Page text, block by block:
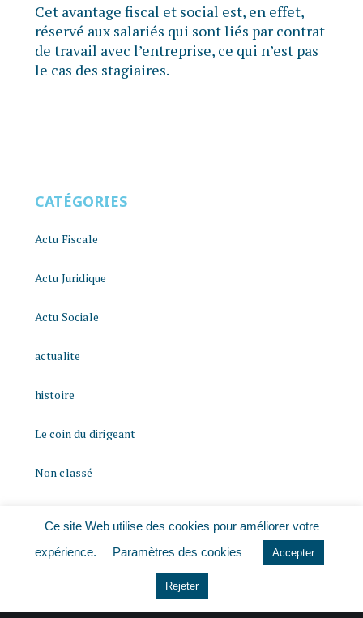
Cet avantage fiscal et social est, en effet,
réservé aux salariés qui sont liés par contrat
de travail avec l’entreprise, ce qui n’est pas
le cas des stagiaires.
CATÉGORIES
Actu Fiscale
Actu Juridique
Actu Sociale
actualite
histoire
Le coin du dirigeant
Non classé
Ce site Web utilise des cookies pour améliorer votre
expérience.
Paramètres des cookies Accepter
Rejeter